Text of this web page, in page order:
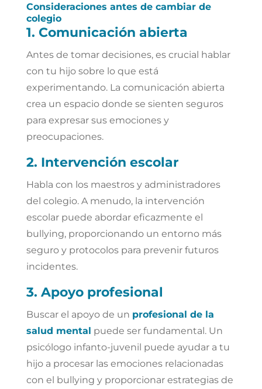
Consideraciones antes de cambiar de
colegio
1. Comunicación abierta
Antes de tomar decisiones, es crucial hablar
con tu hijo sobre lo que está
experimentando. La comunicación abierta
crea un espacio donde se sienten seguros
para expresar sus emociones y
preocupaciones.
2. Intervención escolar
Habla con los maestros y administradores
del colegio. A menudo, la intervención
escolar puede abordar eficazmente el
bullying, proporcionando un entorno más
seguro y protocolos para prevenir futuros
incidentes.
3. Apoyo profesional
Buscar el apoyo de un profesional de la
salud mental puede ser fundamental. Un
psicólogo infanto-juvenil puede ayudar a tu
hijo a procesar las emociones relacionadas
con el bullying y proporcionar estrategias de